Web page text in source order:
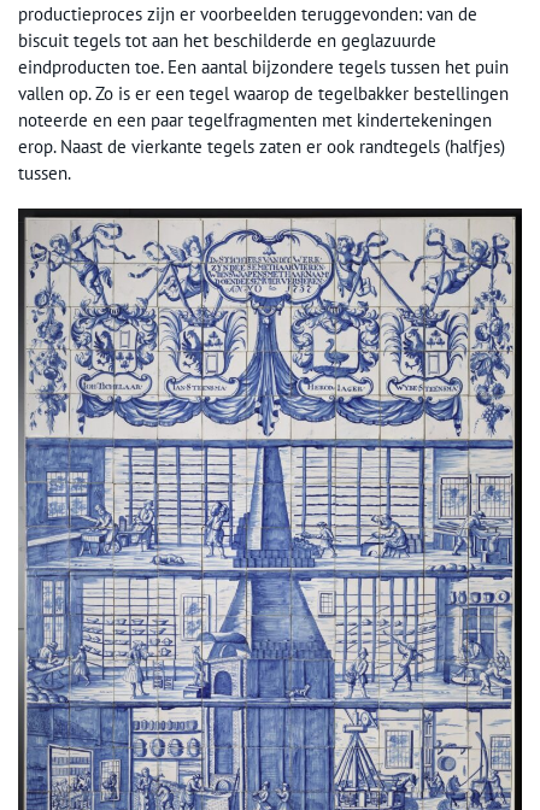
productieproces zijn er voorbeelden teruggevonden: van de
biscuit tegels tot aan het beschilderde en geglazuurde
eindproducten toe. Een aantal bijzondere tegels tussen het puin
vallen op. Zo is er een tegel waarop de tegelbakker bestellingen
noteerde en een paar tegelfragmenten met kindertekeningen
erop. Naast de vierkante tegels zaten er ook randtegels (halfjes)
tussen.